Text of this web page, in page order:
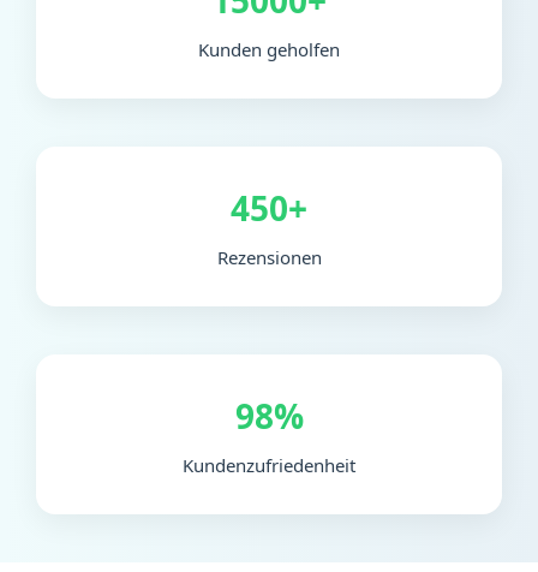
Kunden geholfen
450+
Rezensionen
98%
Kundenzufriedenheit